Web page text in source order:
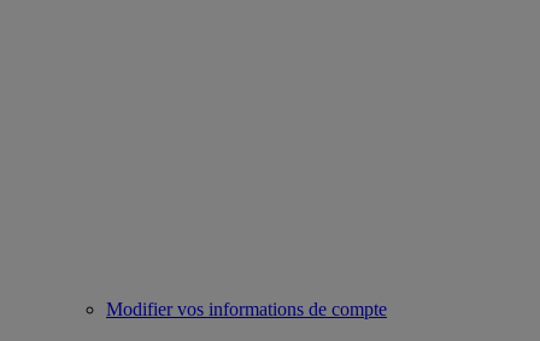
Modifier vos informations de compte